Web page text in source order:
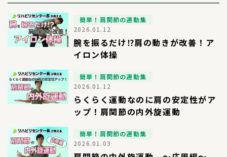
簡単！肩関節の運動集
2026.01.12
腕を振るだけ⁉︎肩の動きが改善！ア
イロン体操
簡単！肩関節の運動集
2026.01.12
らくらく運動なのに肩の安定性がア
ップ！肩関節の内外旋運動
簡単！肩関節の運動集
2026.01.03